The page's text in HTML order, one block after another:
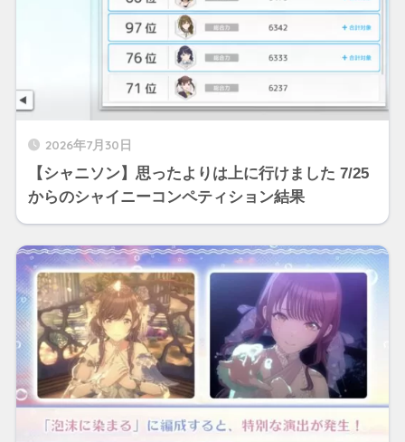
2026年7月30日
【シャニソン】思ったよりは上に行けました 7/25
からのシャイニーコンペティション結果